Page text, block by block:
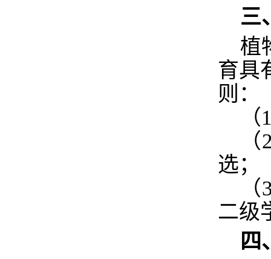
三
植
育具
则：
（
（
选；
（
二级
四